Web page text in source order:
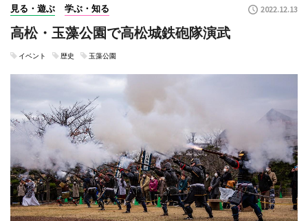
見る・遊ぶ 学ぶ・知る 2022.12.13
高松・玉藻公園で高松城鉄砲隊演武
イベント 歴史 玉藻公園